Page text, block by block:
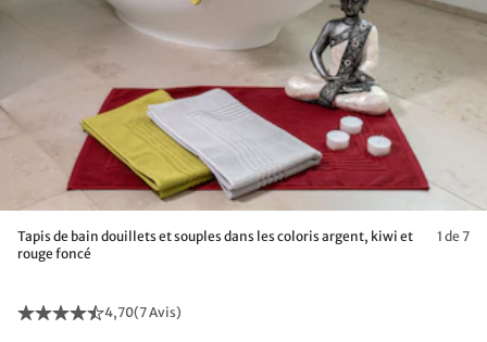
Tapis de bain douillets et souples dans les coloris argent, kiwi et
rouge foncé
1 de 7
4,70(7 Avis)